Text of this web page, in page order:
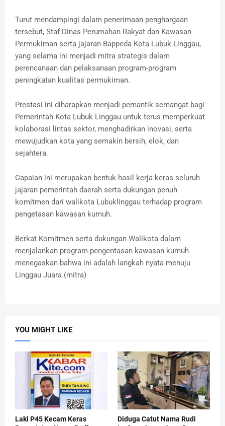
‎Turut mendampingi dalam penerimaan penghargaan
tersebut, Staf Dinas Perumahan Rakyat dan Kawasan
Permukiman serta jajaran Bappeda Kota Lubuk Linggau,
yang selama ini menjadi mitra strategis dalam
perencanaan dan pelaksanaan program-program
peningkatan kualitas permukiman.
‎Prestasi ini diharapkan menjadi pemantik semangat bagi
Pemerintah Kota Lubuk Linggau untuk terus memperkuat
kolaborasi lintas sektor, menghadirkan inovasi, serta
mewujudkan kota yang semakin bersih, elok, dan
sejahtera.
‎Capaian ini merupakan bentuk hasil kerja keras seluruh
jajaran pemerintah daerah serta dukungan penuh
komitmen dari walikota Lubuklinggau terhadap program
pengetasan kawasan kumuh.
‎Berkat Komitmen serta dukungan Walikota dalam
menjalankan program pengentasan kawasan kumuh
menegaskan bahwa ini adalah langkah nyata menuju
Linggau Juara.(mitra)
YOU MIGHT LIKE
Laki P45 Kecam Keras
Diduga Catut Nama Rudi